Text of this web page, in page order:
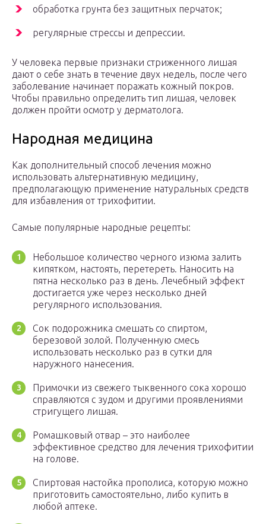
обработка грунта без защитных перчаток;
регулярные стрессы и депрессии.
У человека первые признаки стриженного лишая
дают о себе знать в течение двух недель, после чего
заболевание начинает поражать кожный покров.
Чтобы правильно определить тип лишая, человек
должен пройти осмотр у дерматолога.
Народная медицина
Как дополнительный способ лечения можно
использовать альтернативную медицину,
предполагающую применение натуральных средств
для избавления от трихофитии.
Самые популярные народные рецепты:
Небольшое количество черного изюма залить
кипятком, настоять, перетереть. Наносить на
пятна несколько раз в день. Лечебный эффект
достигается уже через несколько дней
регулярного использования.
Сок подорожника смешать со спиртом,
березовой золой. Полученную смесь
использовать несколько раз в сутки для
наружного нанесения.
Примочки из свежего тыквенного сока хорошо
справляются с зудом и другими проявлениями
стригущего лишая.
Ромашковый отвар – это наиболее
эффективное средство для лечения трихофитии
на голове.
Спиртовая настойка прополиса, которую можно
приготовить самостоятельно, либо купить в
любой аптеке.